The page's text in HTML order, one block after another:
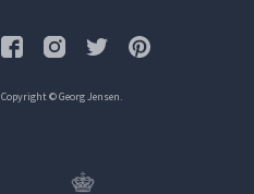
Copyright © Georg Jensen.